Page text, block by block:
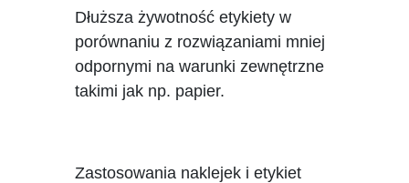
Dłuższa żywotność etykiety w
porównaniu z rozwiązaniami mniej
odpornymi na warunki zewnętrzne
takimi jak np. papier.
Zastosowania naklejek i etykiet